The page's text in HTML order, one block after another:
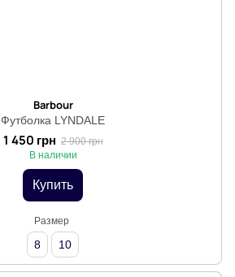
Barbour
Футболка LYNDALE
1 450 грн 2 900 грн
В наличии
Купить
Размер
8 10